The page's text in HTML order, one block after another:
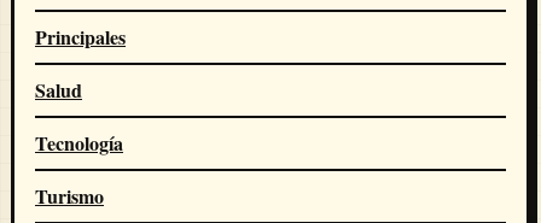
Principales
Salud
Tecnología
Turismo